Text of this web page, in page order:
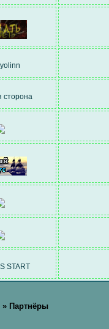
» Партнёры